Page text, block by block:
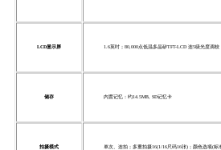
LCD显示屏 1.6英吋；80,000点低温多晶矽TFT-LCD 连5级光度调校
储存 内置记忆：约14.5MB, SD记忆卡
拍摄模式 单次、连拍；多重拍摄16(1/16尺码16张)；颜色选项(